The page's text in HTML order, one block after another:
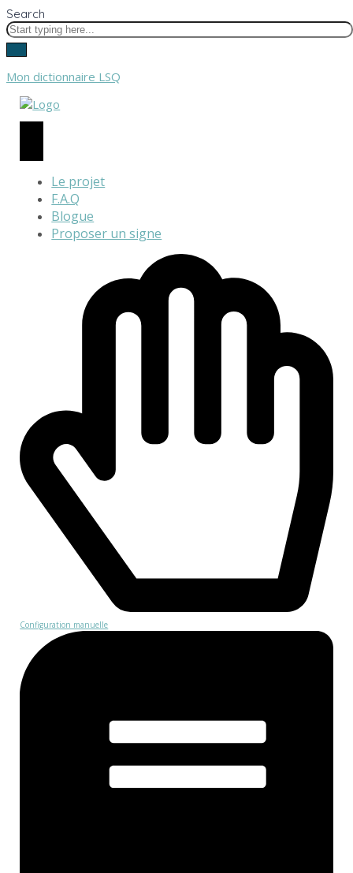
Search
Mon dictionnaire LSQ
Le projet
F.A.Q
Blogue
Proposer un signe
Configuration manuelle